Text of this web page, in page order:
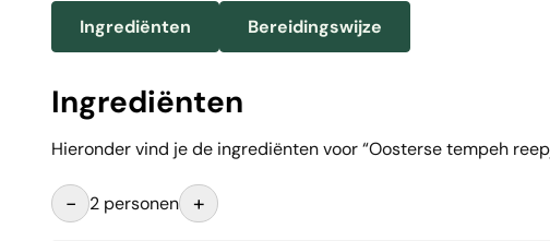
Ingrediënten Bereidingswijze
Ingrediënten
Hieronder vind je de ingrediënten voor “Oosterse tempeh
- 2 personen +